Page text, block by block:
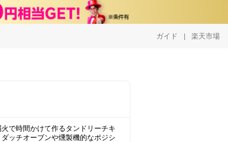
ガイド | 楽天市場
で時間かけて作るタンドリーチキ
ッチオーブンや燻製機的なポジシ